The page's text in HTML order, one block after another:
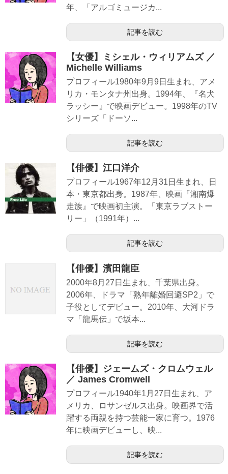
年、「アルゴミュージカ...
記事を読む
【女優】ミシェル・ウィリアムズ ／
Michelle Williams
プロフィール1980年9月9日生まれ、アメ
リカ・モンタナ州出身。1994年、『名犬
ラッシー』で映画デビュー。1998年のTV
シリーズ「ドーソ...
記事を読む
【俳優】江口洋介
プロフィール1967年12月31日生まれ、日
本・東京都出身。1987年、映画『湘南爆
走族』で映画初主演。「東京ラブストー
リー」（1991年）...
記事を読む
【俳優】濱田龍臣
2000年8月27日生まれ、千葉県出身。
2006年、ドラマ「熟年離婚回避SP2」で
子役としてデビュー。2010年、大河ドラ
マ「龍馬伝」で坂本...
記事を読む
【俳優】ジェームズ・クロムウェル
／ James Cromwell
プロフィール1940年1月27日生まれ、ア
メリカ、ロサンゼルス出身。映画界で活
躍する両親を持つ芸能一家に育つ。1976
年に映画デビューし、映...
記事を読む